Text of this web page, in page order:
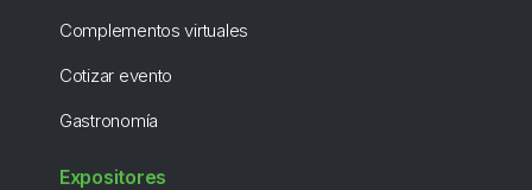
Complementos virtuales
Cotizar evento
Gastronomía
Expositores